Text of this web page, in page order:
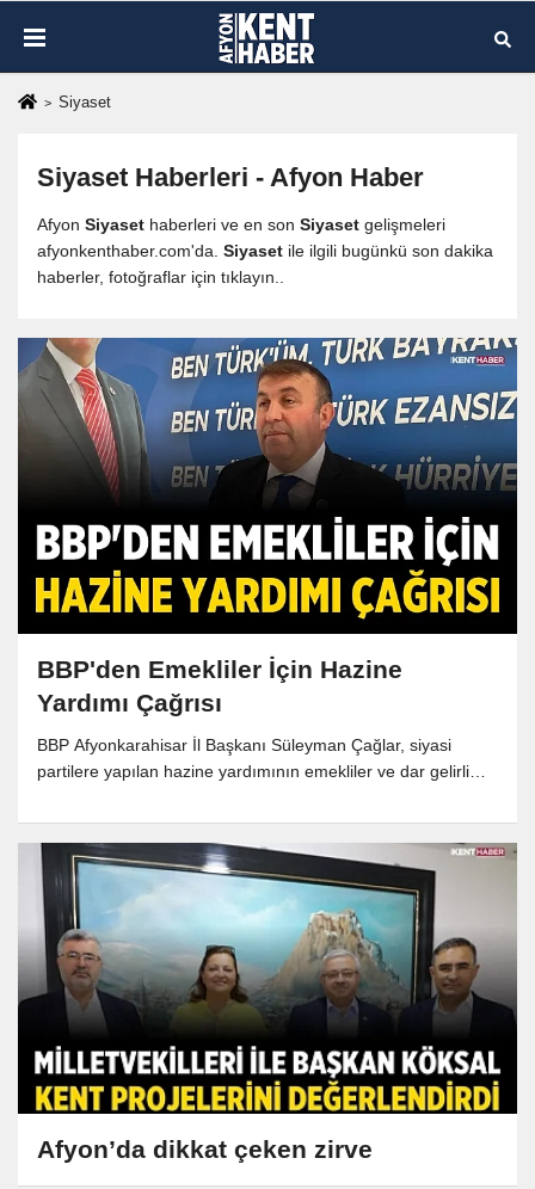
Siyaset
Siyaset Haberleri - Afyon Haber
Afyon Siyaset haberleri ve en son Siyaset gelişmeleri
afyonkenthaber.com'da. Siyaset ile ilgili bugünkü son dakika
haberler, fotoğraflar için tıklayın..
BBP'den Emekliler İçin Hazine
Yardımı Çağrısı
BBP Afyonkarahisar İl Başkanı Süleyman Çağlar, siyasi
partilere yapılan hazine yardımının emekliler ve dar gelirli
açıklamalarda bulundu.
Afyon’da dikkat çeken zirve